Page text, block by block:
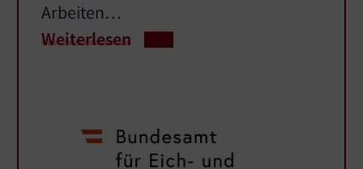
Arbeiten…
Weiterlesen